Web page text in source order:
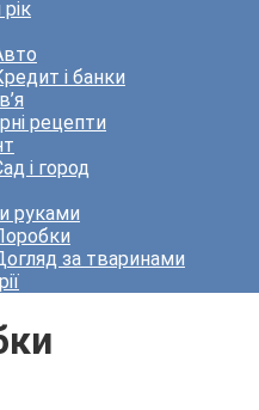
і банки
рецепти
і город
руками
за тваринами